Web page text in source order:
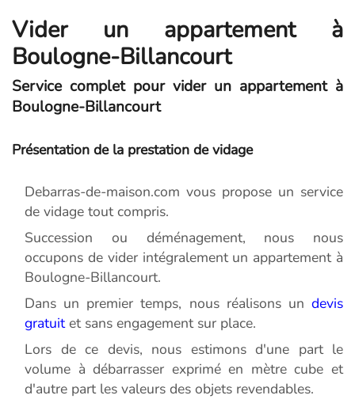
Vider un appartement à
Boulogne-Billancourt
Service complet pour vider un appartement à
Boulogne-Billancourt
Présentation de la prestation de vidage
Debarras-de-maison.com vous propose un service
de vidage tout compris.
Succession ou déménagement, nous nous
occupons de vider intégralement un appartement à
Boulogne-Billancourt.
Dans un premier temps, nous réalisons un devis
gratuitet sans engagement sur place.
Lors de ce devis, nous estimons d'une part le
volume à débarrasser exprimé en mètre cube et
d'autre part les valeurs des objets revendables.